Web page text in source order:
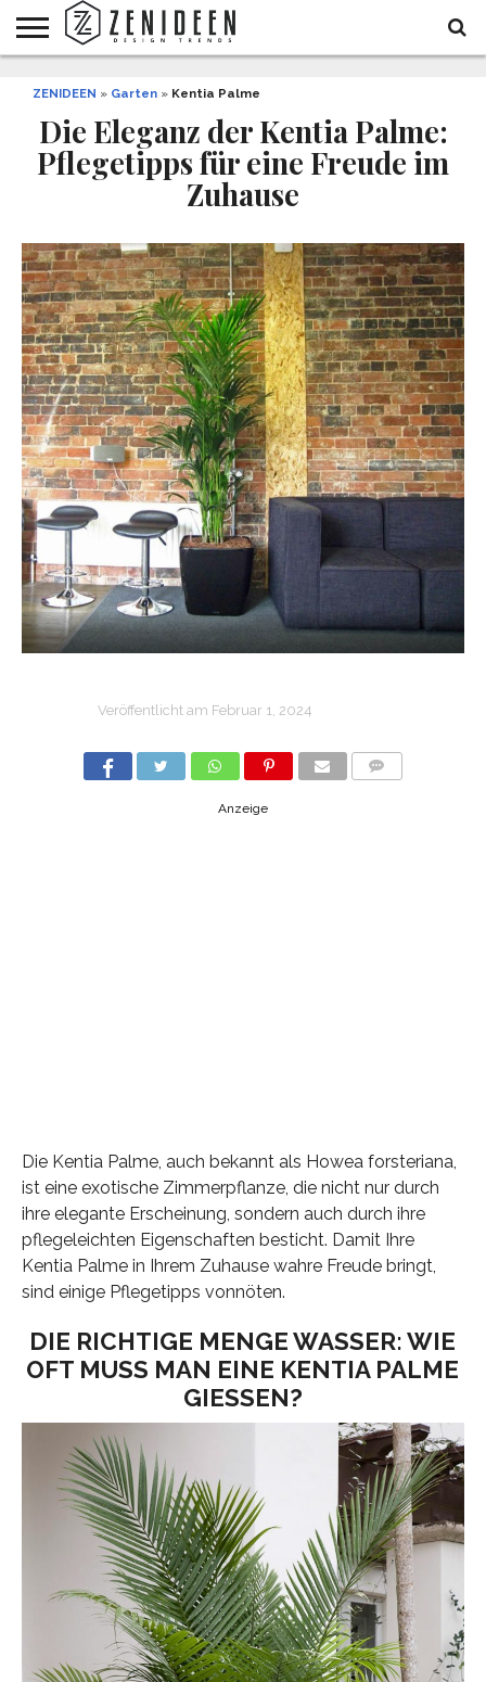
INNENDESIGN
ARCHITEKTUR
GARTEN
BALKON
LIFESTYLE
DEKO
FEIERN
DIY
STYLE
REZEPTE
GESUNDHEIT
WEIHNACHTEN
ZENIDEEN » Garten » Kentia Palme
Die Eleganz der Kentia Palme:
Pflegetipps für eine Freude im
Zuhause
Veröffentlicht am Februar 1, 2024
Anzeige
Die Kentia Palme, auch bekannt als Howea forsteriana,
ist eine exotische Zimmerpflanze, die nicht nur durch
ihre elegante Erscheinung, sondern auch durch ihre
pflegeleichten Eigenschaften besticht. Damit Ihre
Kentia Palme in Ihrem Zuhause wahre Freude bringt,
sind einige Pflegetipps vonnöten.
DIE RICHTIGE MENGE WASSER: WIE
OFT MUSS MAN EINE KENTIA PALME
GIESSEN?